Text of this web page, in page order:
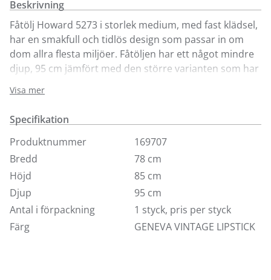
Beskrivning
Fåtölj Howard 5273 i storlek medium, med fast klädsel,
har en smakfull och tidlös design som passar in om
dom allra flesta miljöer. Fåtöljen har ett något mindre
djup, 95 cm jämfört med den större varianten som har
sjöfågelfjäder vilket innebär en mycket skön
sittkomfort, men också ett avslappnat intryck. Puffa
plymåerna med jämna mellanrum. Går att få med
avtagbar klädsel mot tillägg. Vi visar den här med
svarta ben och kromhjul samt i tyget Geneva Vintage
som är ett stentvättat bomullstyg som ger tyget dess
speciella charm. Soffmodellen finns i flera andra
storlekar och många andra tyger.
Visa mer
Specifikation
Produktnummer
169707
Bredd
78 cm
Höjd
85 cm
Djup
95 cm
Antal i förpackning
1 styck, pris per styck
Färg
GENEVA VINTAGE LIPSTICK